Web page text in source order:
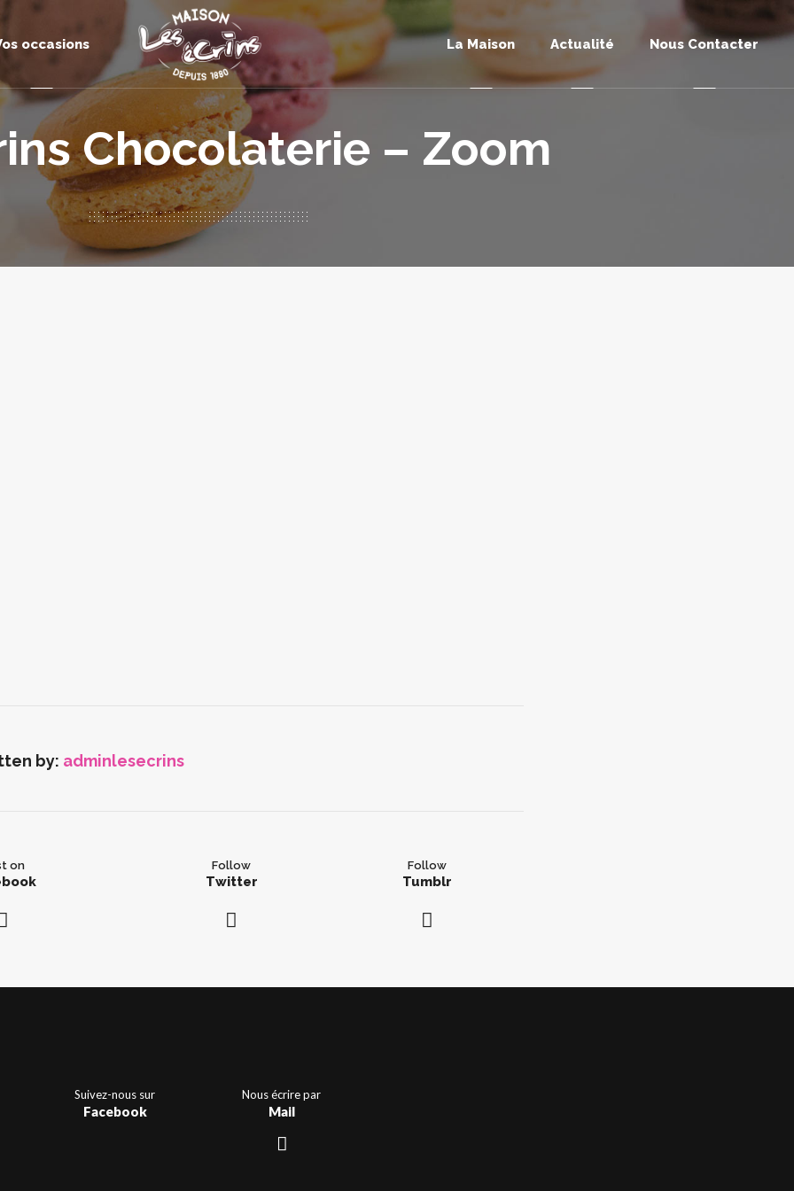
occasions La Maison Actualité Nous Contacter
Chocolaterie – Zoom
by: adminlesecrins
on Follow
Twitter
Follow
Tumblr
Suivez-nous sur
Facebook
Nous écrire par
Mail